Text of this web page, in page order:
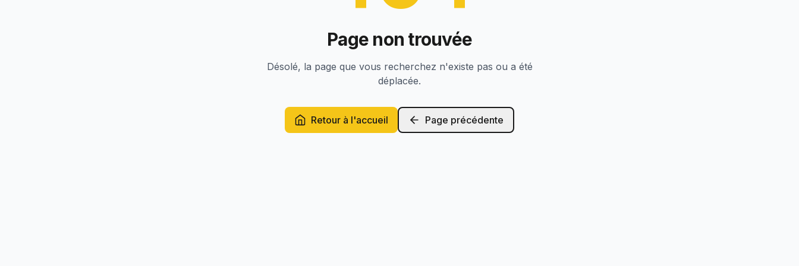
Page non trouvée
Désolé, la page que vous recherchez n'existe pas ou a été
déplacée.
Retour à l'accueil Page précédente